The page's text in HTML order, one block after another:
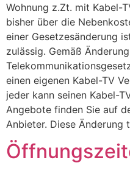
Wohnung z.Zt. mit Kabel-
bisher über die
einer Gesetzesänderung
zulässig. Gemäß
einen eigenen Kabel-TV
jeder kann seinen Kabel-
Angebote finden Sie auf
Anbieter. Diese